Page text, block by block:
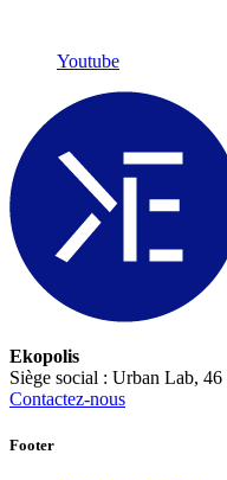
Youtube
Ekopolis
Siège social : Urban Lab,
Contactez-nous
Footer